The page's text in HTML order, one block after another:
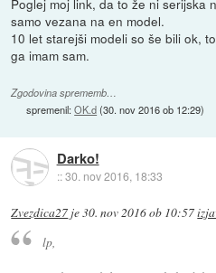
samo vezana na en model.
10 let starejši modeli so še bili ok,
ga imam sam.
Zgodovina sprememb…
spremenil:OK.d(30. nov 2016 ob 12:29)
Darko!
::30. nov 2016, 18:33
Zvezdica27 je30. nov 2016 ob 10:57
lp,